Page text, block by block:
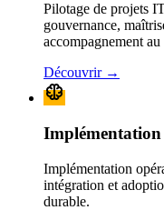
Pilotage de projets
gouvernance,
accompagnement
Découvrir →
Implémentation
intégration et
durable.